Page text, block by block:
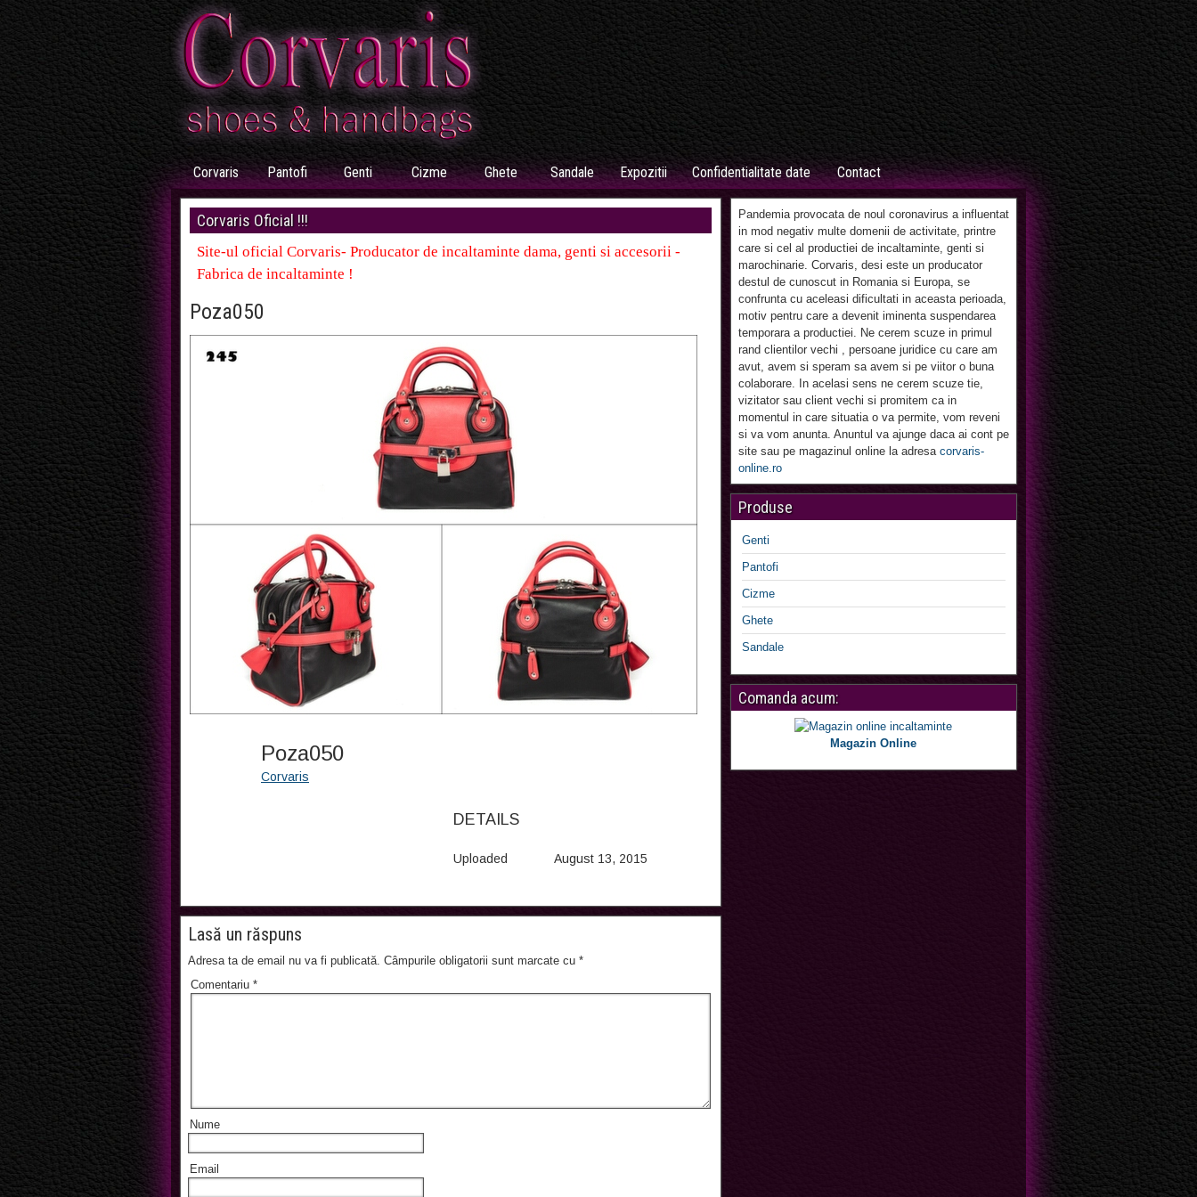
Corvaris Pantofi Genti Cizme Ghete Sandale Expozitii Confidentialitate date Contact
Corvaris Oficial !!!
Site-ul oficial Corvaris- Producator de incaltaminte dama, genti si accesorii -
Fabrica de incaltaminte !
Poza050
Poza050
Corvaris
DETAILS
Uploaded August 13, 2015
Lasă un răspuns
Adresa ta de email nu va fi publicată. Câmpurile obligatorii sunt marcate cu *
Comentariu *
Nume
Email
Pandemia provocata de noul coronavirus a influentat
in mod negativ multe domenii de activitate, printre
care si cel al productiei de incaltaminte, genti si
marochinarie. Corvaris, desi este un producator
destul de cunoscut in Romania si Europa, se
confrunta cu aceleasi dificultati in aceasta perioada,
motiv pentru care a devenit iminenta suspendarea
temporara a productiei. Ne cerem scuze in primul
rand clientilor vechi , persoane juridice cu care am
avut, avem si speram sa avem si pe viitor o buna
colaborare. In acelasi sens ne cerem scuze tie,
vizitator sau client vechi si promitem ca in
momentul in care situatia o va permite, vom reveni
si va vom anunta. Anuntul va ajunge daca ai cont pe
site sau pe magazinul online la adresa corvaris-
online.ro
Produse
Genti
Pantofi
Cizme
Ghete
Sandale
Comanda acum:
Magazin Online